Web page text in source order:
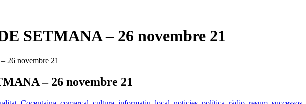
SETMANA – 26 novembre 21
26 novembre 21
– 26 novembre 21